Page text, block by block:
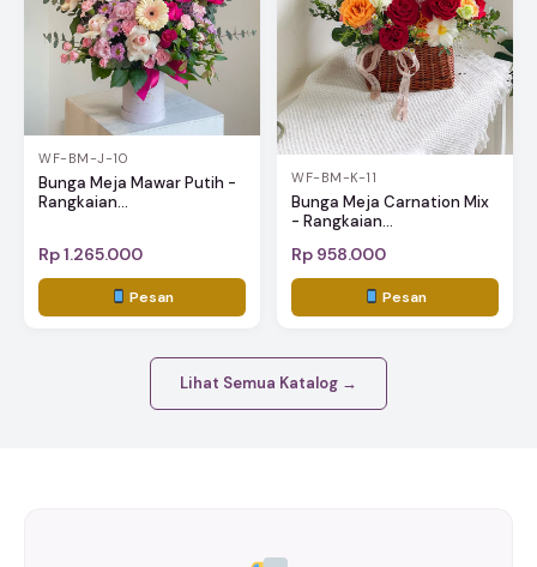
WF-BM-J-10
Bunga Meja Mawar Putih -
Rangkaian...
Rp 1.265.000
Pesan
WF-BM-K-11
Bunga Meja Carnation Mix
- Rangkaian...
Rp 958.000
Pesan
Lihat Semua Katalog →